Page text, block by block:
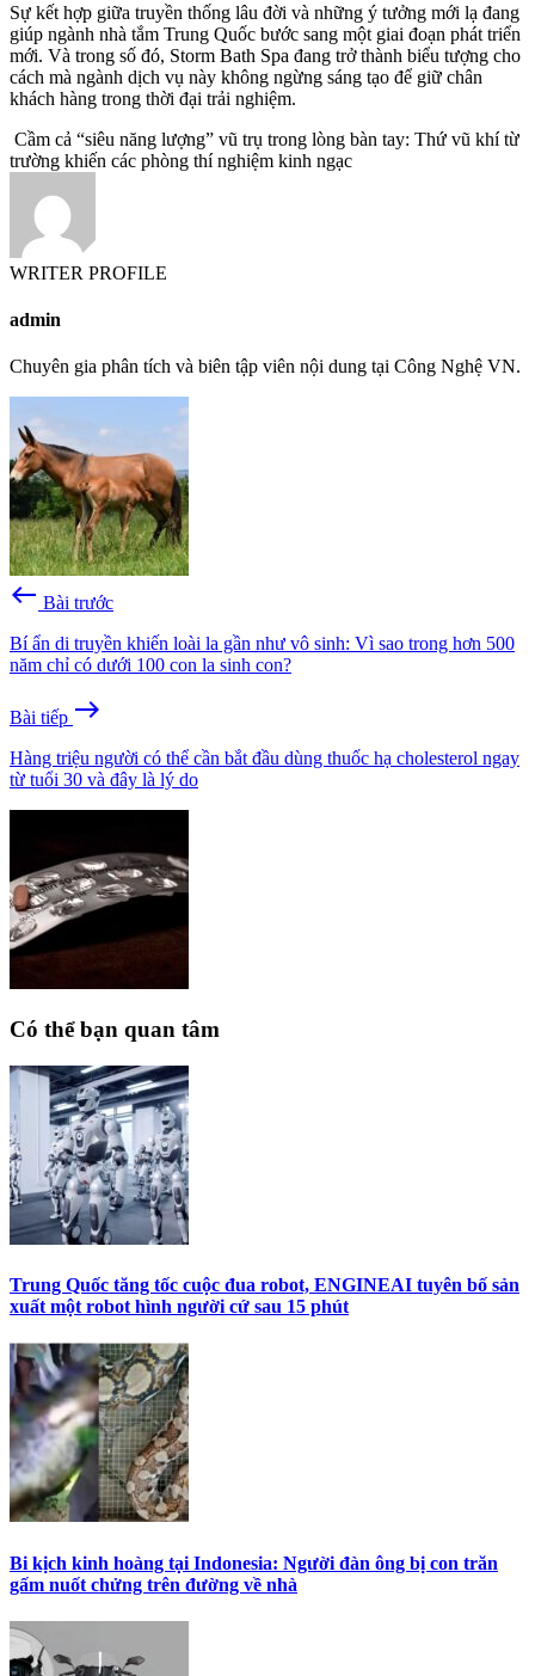
Sự kết hợp giữa truyền thống lâu đời và những ý tưởng mới lạ đang
giúp ngành nhà tắm Trung Quốc bước sang một giai đoạn phát triển
mới. Và trong số đó, Storm Bath Spa đang trở thành biểu tượng cho
cách mà ngành dịch vụ này không ngừng sáng tạo để giữ chân
khách hàng trong thời đại trải nghiệm.
Cầm cả “siêu năng lượng” vũ trụ trong lòng bàn tay: Thứ vũ khí từ
trường khiến các phòng thí nghiệm kinh ngạc
WRITER PROFILE
admin
Chuyên gia phân tích và biên tập viên nội dung tại Công Nghệ VN.
west Bài trước
Bí ẩn di truyền khiến loài la gần như vô sinh: Vì sao trong hơn 500
năm chỉ có dưới 100 con la sinh con?
Bài tiếp east
Hàng triệu người có thể cần bắt đầu dùng thuốc hạ cholesterol ngay
từ tuổi 30 và đây là lý do
Có thể bạn quan tâm
Trung Quốc tăng tốc cuộc đua robot, ENGINEAI tuyên bố sản
xuất một robot hình người cứ sau 15 phút
Bi kịch kinh hoàng tại Indonesia: Người đàn ông bị con trăn
gấm nuốt chửng trên đường về nhà